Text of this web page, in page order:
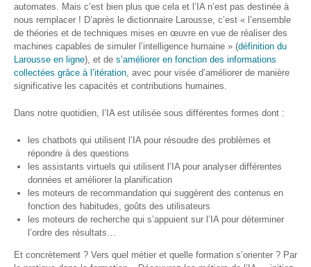
automates. Mais c’est bien plus que cela et l’IA n’est pas destinée à
nous remplacer ! D’après le dictionnaire Larousse, c’est « l’ensemble
de théories et de techniques mises en œuvre en vue de réaliser des
machines capables de simuler l’intelligence humaine » (définition du
Larousse en ligne), et de s’améliorer en fonction des informations
collectées grâce à l’itération , avec pour visée d’améliorer de manière
significative les capacités et contributions humaines.
Dans notre quotidien, l’IA est utilisée sous différentes formes dont :
les chatbots qui utilisent l’IA pour résoudre des problèmes et
répondre à des questions
les assistants virtuels qui utilisent l’IA pour analyser différentes
données et améliorer la planification
les moteurs de recommandation qui suggèrent des contenus en
fonction des habitudes, goûts des utilisateurs
les moteurs de recherche qui s’appuient sur l’IA pour déterminer
l’ordre des résultats…
Et concrètement ? Vers quel métier et quelle formation s’orienter ? Par
Animations,
débats &
conférences
Nous,
citoyen·nes
responsables
CRACCS
en jeu !
Les clés
sont en
vous !
Algo’bulles
– Sur les
Colibri